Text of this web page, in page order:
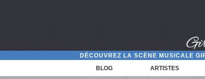
DÉCOUVREZ LA SCÈNE MUSICALE
BLOG
ARTISTES